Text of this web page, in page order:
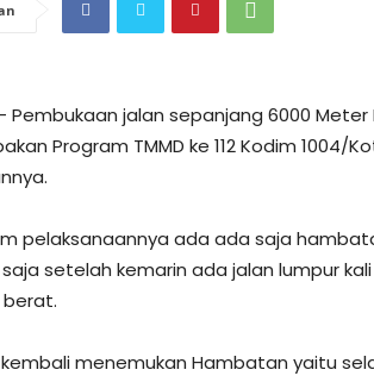
– Pembukaan jalan sepanjang 6000
Program TMMD ke 112 Kodim 1004/
pelaksanaannya ada ada saja
saja setelah kemarin ada jalan lumpur
kembali menemukan Hambatan yaitu